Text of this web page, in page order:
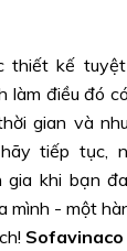
thiết kế
làm điều đó
gian và
tiếp tục,
gia khi bạn
mình - một